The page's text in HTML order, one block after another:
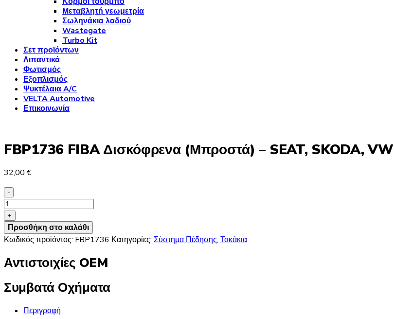
Μεταβλητή γεωμετρία
Σωληνάκια λαδιού
Wastegate
Turbo Kit
Σετ προϊόντων
Λιπαντικά
Φωτισμός
Εξοπλισμός
Ψυκτέλαια A/C
VELTA Automotive
Επικοινωνία
FBP1736 FIBA Δισκόφρενα (Μπροστά) – SEAT, SKODA, VW
32,00 €
-
FBP1736
FIBA
Δισκόφρενα
(Μπροστά)
SEAT,
VW
ποσότητα
+
Προσθήκη στο καλάθι
Κωδικός προϊόντος: FBP1736 Κατηγορίες: Σύστημα Πέδησης, Τακάκια
Αντιστοιχίες OEM
Συμβατά Οχήματα
Περιγραφή